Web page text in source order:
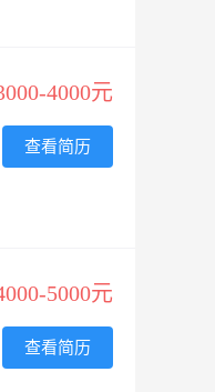
4000元
查看简历
5000元
查看简历